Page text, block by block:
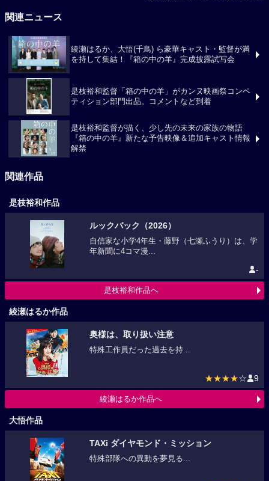
関連ニュース
綾瀬はるか、大悟(千鳥) ら豪華キャスト・監督が満
を持して集結！『箱の中の羊』完成披露試写会
是枝裕和監督「箱の中の羊」がカンヌ映画祭コンペ
ティション部門出品。コメントなど到着
是枝裕和監督が描く、少し先の未来の家族の物語
『箱の中の羊』新たな予告映像＆追加キャスト情報
解禁
関連作品
是枝裕和作品
ルックバック（2026）
自信家な小学4年生・藤野（七瀬ふうり）は、学
年新聞に4コマ漫...
-
是枝裕和作品へ
綾瀬はるか作品
奥様は、取り扱い注意
特殊工作員だった過去を持...
★★★★☆ 9
綾瀬はるか作品へ
大悟作品
TAXi ダイヤモンド・ミッション
特殊部隊への異動を夢見る...